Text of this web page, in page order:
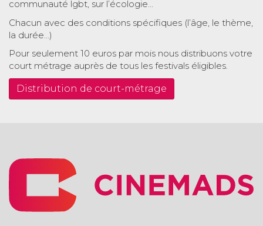
communauté lgbt, sur l’écologie…
Chacun avec des conditions spécifiques (l’âge, le thème,
la durée…)
Pour seulement 10 euros par mois nous distribuons votre
court métrage auprès de tous les festivals éligibles.
Distribution de court-métrage